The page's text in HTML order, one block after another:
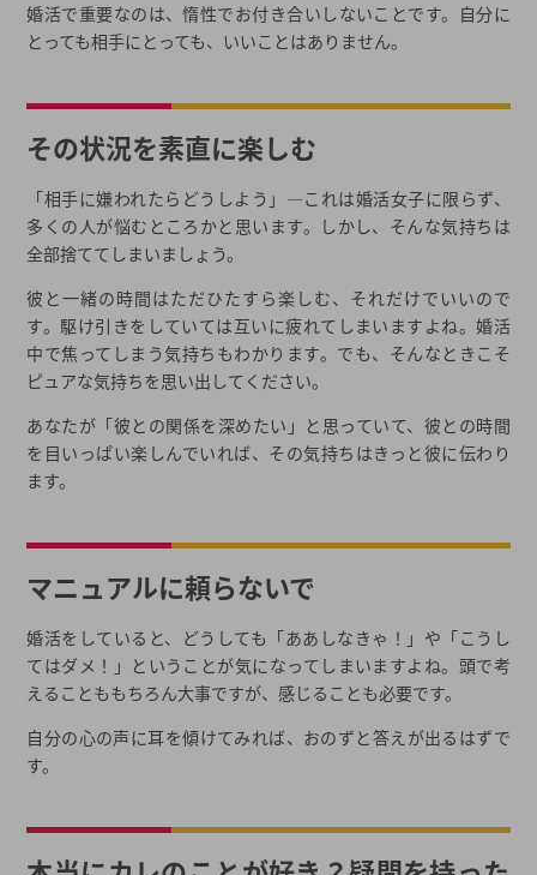
結婚が遠く感じられたら…
結婚相談所選び、最初の一歩に迷ったら一括資料請求
2026年春の最新キャンペーン
都道府県から結婚相談所を探す
結婚相談所一覧から結婚相談所を探す
婚活で重要なのは、惰性でお付き合いしないことです。自分に
とっても相手にとっても、いいことはありません。
その状況を素直に楽しむ
「相手に嫌われたらどうしよう」―これは婚活女子に限らず、
多くの人が悩むところかと思います。しかし、そんな気持ちは
全部捨ててしまいましょう。
彼と一緒の時間はただひたすら楽しむ、それだけでいいので
す。駆け引きをしていては互いに疲れてしまいますよね。婚活
中で焦ってしまう気持ちもわかります。でも、そんなときこそ
ピュアな気持ちを思い出してください。
あなたが「彼との関係を深めたい」と思っていて、彼との時間
を目いっぱい楽しんでいれば、その気持ちはきっと彼に伝わり
ます。
マニュアルに頼らないで
婚活をしていると、どうしても「ああしなきゃ！」や「こうし
てはダメ！」ということが気になってしまいますよね。頭で考
えることももちろん大事ですが、感じることも必要です。
自分の心の声に耳を傾けてみれば、おのずと答えが出るはずで
す。